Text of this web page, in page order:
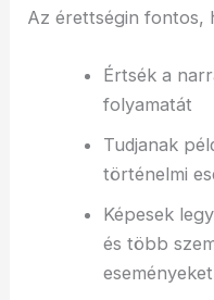
Az érettségin fontos,
Értsék a
folyamatát
Tudjanak
történelmi
Képesek
és több
eseményeket